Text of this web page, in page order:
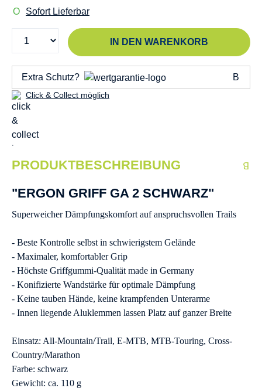
Sofort Lieferbar
IN DEN WARENKORB
Extra Schutz?
Click & Collect möglich
PRODUKTBESCHREIBUNG
"ERGON GRIFF GA 2 SCHWARZ"
Superweicher Dämpfungskomfort auf anspruchsvollen Trails
- Beste Kontrolle selbst in schwierigstem Gelände
- Maximaler, komfortabler Grip
- Höchste Griffgummi-Qualität made in Germany
- Konifizierte Wandstärke für optimale Dämpfung
- Keine tauben Hände, keine krampfenden Unterarme
- Innen liegende Aluklemmen lassen Platz auf ganzer Breite
Einsatz: All-Mountain/Trail, E-MTB, MTB-Touring, Cross-
Country/Marathon
Farbe: schwarz
Gewicht: ca. 110 g